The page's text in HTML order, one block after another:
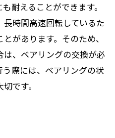
耐えることができます。
時間高速回転しているた
があります。そのため、
、ベアリングの交換が必
際には、ベアリングの状
です。